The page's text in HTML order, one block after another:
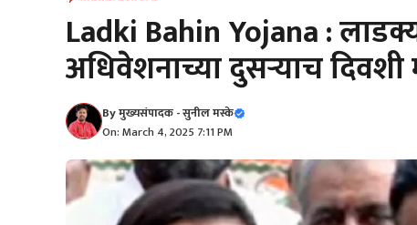
Ladki Bahin Yojana :
अधिवेशनाच्या दुसऱ्याच दिवशी
Byमुख्यसंपादक - सुनील मस्के
On: March 4, 2025 7:11 PM